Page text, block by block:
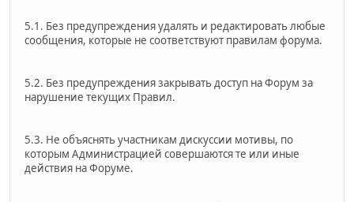
5.1. Без предупреждения удалять и редактировать любые
сообщения, которые не соответствуют правилам форума.
5.2. Без предупреждения закрывать доступ на Форум за
нарушение текущих Правил.
5.3. Не объяснять участникам дискуссии мотивы, по
которым Администрацией совершаются те или иные
действия на Форуме.